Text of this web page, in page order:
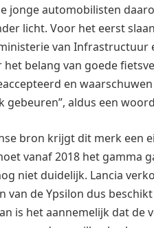
jonge automobilisten
licht. Voor het eerst
van Infrastructuur
belang van goede
en
aldus een
bron krijgt dit merk een
vanaf 2018 het gamma
niet duidelijk. Lancia
van de Ypsilon dus
is het aannemelijk dat de